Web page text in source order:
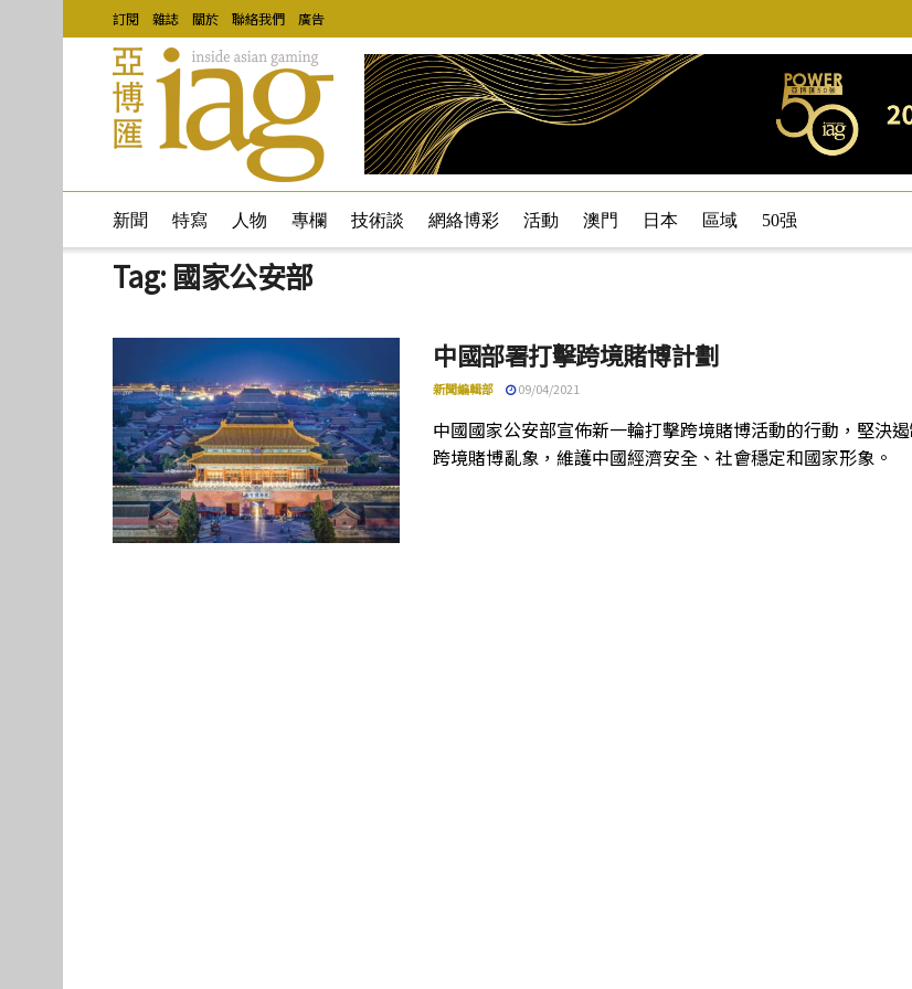
訂閱 雜誌 關於 聯絡我們 廣告
新聞 特寫 人物 專欄 技術談 網絡博彩 活動 澳門 日本 區域 50强
Tag: 國家公安部
中國部署打擊跨境賭博計劃
新聞編輯部 09/04/2021
中國國家公安部宣佈新一輪打擊跨境賭博活動的行動，堅決
跨境賭博亂象，維護中國經濟安全、社會穩定和國家形象。